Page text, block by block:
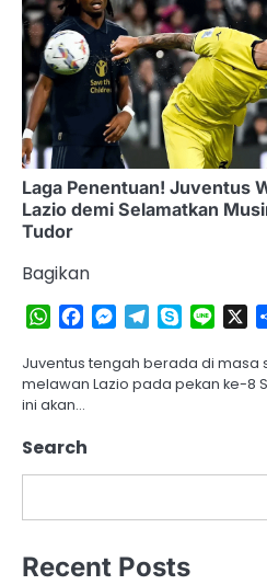
Laga Penentuan! Juventus
Lazio demi Selamatkan
Tudor
Bagikan
WhatsApp
Facebook
Messenger
Telegram
SkypeLine
Juventus tengah berada di masa
melawan Lazio pada pekan ke-8
ini akan…
Search
Recent Posts